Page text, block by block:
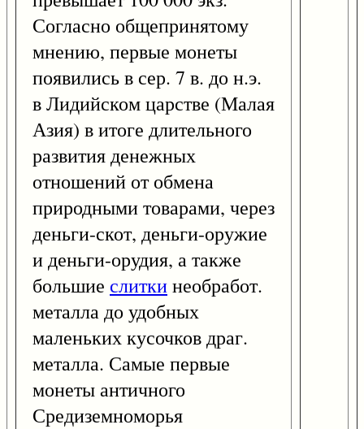
Согласно общепринятому
мнению, первые монеты
появились в сер. 7 в. до н.э.
в Лидийском царстве (Малая
Азия) в итоге длительного
развития денежных
отношений от обмена
природными товарами, через
деньги-скот, деньги-оружие
и деньги-орудия, а также
большие слиткинеобработ.
металла до удобных
маленьких кусочков драг.
металла. Самые первые
монеты античного
Средиземноморья